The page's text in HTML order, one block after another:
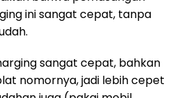
ini sangat cepat, tanpa
sangat cepat, bahkan
nomornya, jadi lebih cepet